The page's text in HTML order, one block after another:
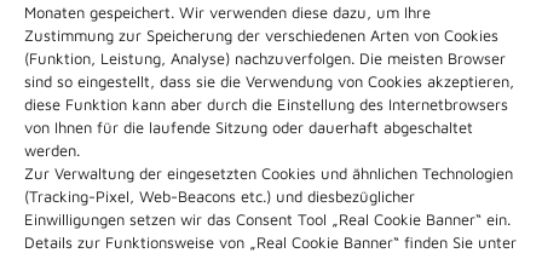
Monaten gespeichert. Wir verwenden diese dazu, um Ihre
Zustimmung zur Speicherung der verschiedenen Arten von Cookies
(Funktion, Leistung, Analyse) nachzuverfolgen. Die meisten Browser
sind so eingestellt, dass sie die Verwendung von Cookies akzeptieren,
diese Funktion kann aber durch die Einstellung des Internetbrowsers
von Ihnen für die laufende Sitzung oder dauerhaft abgeschaltet
werden.
Zur Verwaltung der eingesetzten Cookies und ähnlichen Technologien
(Tracking-Pixel, Web-Beacons etc.) und diesbezüglicher
Einwilligungen setzen wir das Consent Tool „Real Cookie Banner“ ein.
Details zur Funktionsweise von „Real Cookie Banner“ finden Sie unter